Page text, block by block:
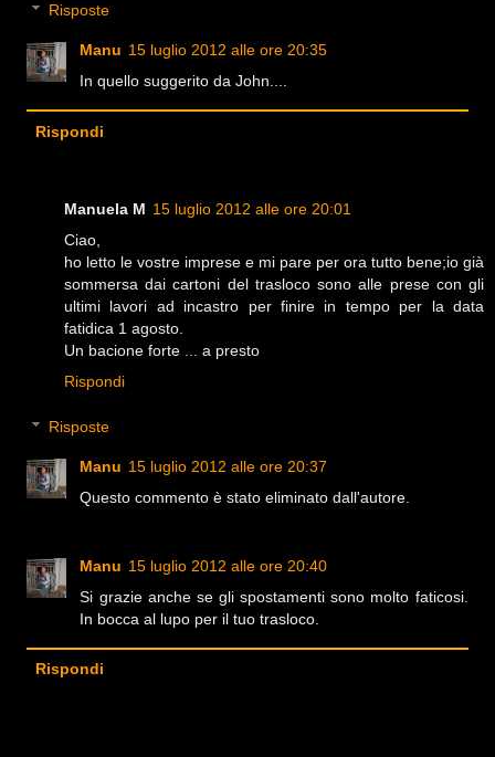
Risposte
Manu 15 luglio 2012 alle ore 20:35
In quello suggerito da John....
Rispondi
Manuela M 15 luglio 2012 alle ore 20:01
Ciao,
ho letto le vostre imprese e mi pare per ora tutto bene;io già
sommersa dai cartoni del trasloco sono alle prese con gli
ultimi lavori ad incastro per finire in tempo per la data
fatidica 1 agosto.
Un bacione forte ... a presto
Rispondi
Risposte
Manu 15 luglio 2012 alle ore 20:37
Questo commento è stato eliminato dall'autore.
Manu 15 luglio 2012 alle ore 20:40
Si grazie anche se gli spostamenti sono molto faticosi.
In bocca al lupo per il tuo trasloco.
Rispondi